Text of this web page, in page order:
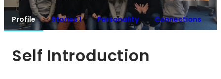
Profile Stories 1 Personality Connections
Self Introduction